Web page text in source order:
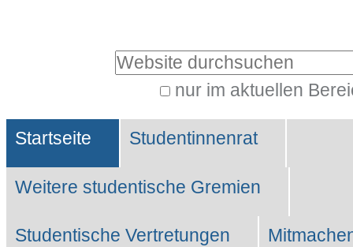
Website durchsuchen
nur im aktuellen
Suche…
Sektionen
Startseite Studentinnenrat
Weitere studentische Gremien
Studentische Vertretungen